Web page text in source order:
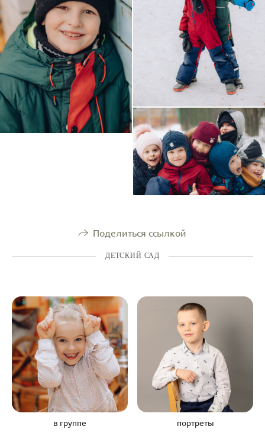
Поделиться ссылкой
ДЕТСКИЙ САД
в группе портреты